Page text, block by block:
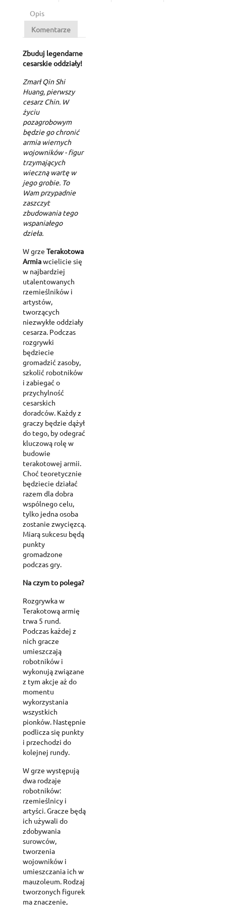
Opis
Komentarze
Zbuduj legendarne
cesarskie oddziały!
Zmarł Qin Shi
Huang, pierwszy
cesarz Chin. W
życiu
pozagrobowym
będzie go chronić
armia wiernych
wojowników - figur
trzymających
wieczną wartę w
jego grobie. To
Wam przypadnie
zaszczyt
zbudowania tego
wspaniałego
dzieła.
W grze Terakotowa
Armiawcielicie się
w najbardziej
utalentowanych
rzemieślników i
artystów,
tworzących
niezwykłe oddziały
cesarza. Podczas
rozgrywki
będziecie
gromadzić zasoby,
szkolić robotników
i zabiegać o
przychylność
cesarskich
doradców. Każdy z
graczy będzie dążył
do tego, by odegrać
kluczową rolę w
budowie
terakotowej armii.
Choć teoretycznie
będziecie działać
razem dla dobra
wspólnego celu,
tylko jedna osoba
zostanie zwycięzcą.
Miarą sukcesu będą
punkty
gromadzone
podczas gry.
Na czym to polega?
Rozgrywka w
Terakotową armię
trwa 5 rund.
Podczas każdej z
nich gracze
umieszczają
robotników i
wykonują związane
z tym akcje aż do
momentu
wykorzystania
wszystkich
pionków. Następnie
podlicza się punkty
i przechodzi do
kolejnej rundy.
W grze występują
dwa rodzaje
robotników:
rzemieślnicy i
artyści. Gracze będą
ich używali do
zdobywania
surowców,
tworzenia
wojowników i
umieszczania ich w
mauzoleum. Rodzaj
tworzonych figurek
ma znaczenie,